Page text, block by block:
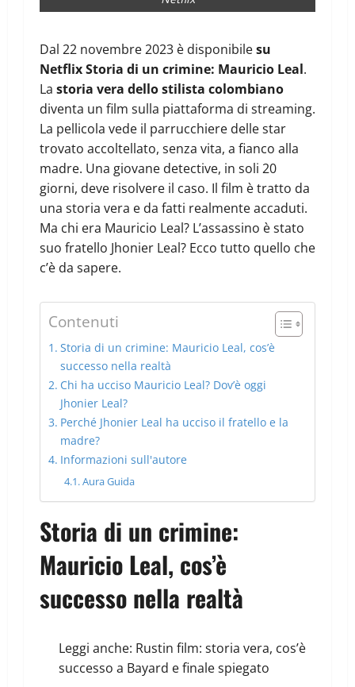
Dal 22 novembre 2023 è disponibilesu
Netflix Storia di un crimine: Mauricio Leal.
La storia vera dello stilista colombiano
diventa un film sulla piattaforma di streaming.
La pellicola vede il parrucchiere delle star
trovato accoltellato, senza vita, a fianco alla
madre. Una giovane detective, in soli 20
giorni, deve risolvere il caso. Il film è tratto da
una storia vera e da fatti realmente accaduti.
Ma chi era Mauricio Leal? L’assassino è stato
suo fratello Jhonier Leal? Ecco tutto quello che
c’è da sapere.
Contenuti
Storia di un crimine: Mauricio Leal, cos’è
successo nella realtà
Chi ha ucciso Mauricio Leal? Dov’è oggi
Jhonier Leal?
Perché Jhonier Leal ha ucciso il fratello e la
madre?
Informazioni sull'autore
Aura Guida
Storia di un crimine:
Mauricio Leal, cos’è
successo nella realtà
Leggi anche: Rustin film: storia vera, cos’è
successo a Bayard e finale spiegato